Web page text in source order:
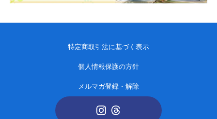
特定商取引法に基づく表示
個人情報保護の方針
メルマガ登録・解除